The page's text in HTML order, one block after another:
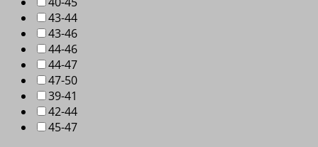
43-44
43-46
44-46
44-47
47-50
39-41
42-44
45-47